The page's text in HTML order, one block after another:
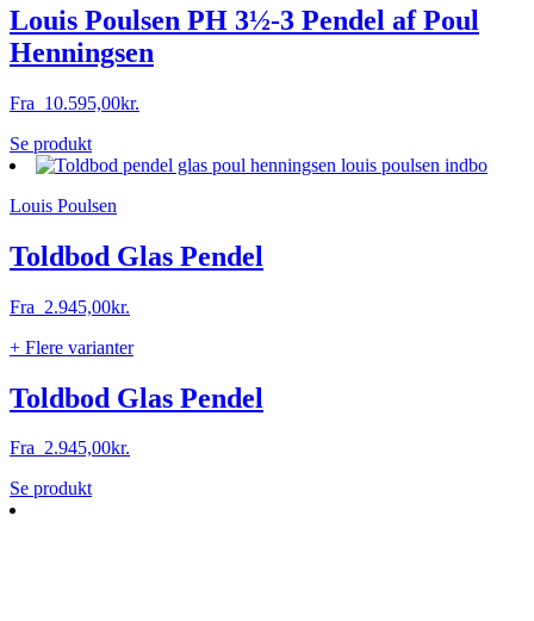
Louis Poulsen PH 3½-3 Pendel af Poul
Henningsen
Fra 10.595,00kr.
Se produktDette
vare
flere
Mulighederne
kan
på
Louis Poulsen
Toldbod Glas Pendel
Fra 2.945,00kr.
+ Flere varianter
Toldbod Glas Pendel
Fra 2.945,00kr.
Se produktDette